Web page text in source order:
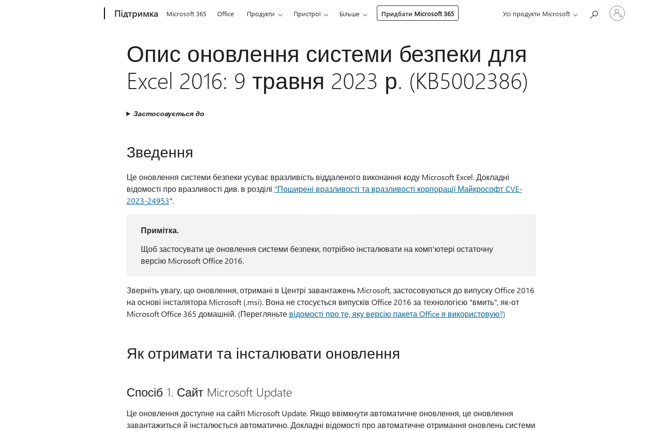
Підтримка Microsoft 365 Office Продукти Пристрої Більше Придбати Microsoft 365 Усі продукти Microsoft
Увійдіть
свій
Опис оновлення системи безпеки для
Excel 2016: 9 травня 2023 р. (KB5002386)
Застосовується до
Зведення
Це оновлення системи безпеки усуває вразливість віддаленого виконання коду Microsoft Excel. Докладні
відомості про вразливості див. в розділі "Поширені вразливості та вразливості корпорації Майкрософт CVE-
2023-24953".
Примітка.
Щоб застосувати це оновлення системи безпеки, потрібно інсталювати на комп'ютері остаточну
версію Microsoft Office 2016.
Зверніть увагу, що оновлення, отримані в Центрі завантажень Microsoft, застосовуються до випуску Office 2016
на основі інсталятора Microsoft (.msi). Вона не стосується випусків Office 2016 за технологією "вмить", як-от
Microsoft Office 365 домашній. (Перегляньте відомості про те, яку версію пакета Office я використовую?)
Як отримати та інсталювати оновлення
Спосіб 1. Сайт Microsoft Update
Це оновлення доступне на сайті Microsoft Update. Якщо ввімкнути автоматичне оновлення, це оновлення
завантажиться й інсталюється автоматично. Докладні відомості про автоматичне отримання оновлень системи